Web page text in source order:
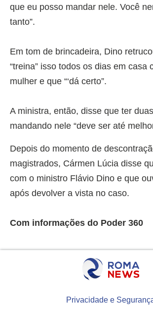
que eu posso mandar nele. Você
tanto”.
Em tom de brincadeira, Dino
“treina” isso todos os dias em casa
mulher e que “‘dá certo”.
A ministra, então, disse que ter
mandando nele “deve ser até
Depois do momento de
magistrados, Cármen Lúcia disse
com o ministro Flávio Dino e que
após devolver a vista no caso.
Com informações do Poder 360
Privacidade e